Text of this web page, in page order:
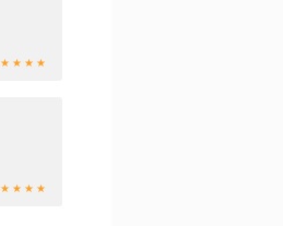
★ ★ ★ ★
★ ★ ★ ★